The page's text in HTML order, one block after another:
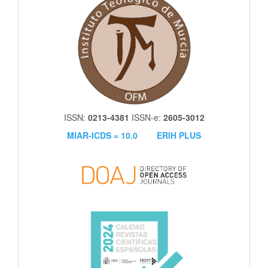
ISSN: 0213-4381 ISSN-e: 2605-3012
MIAR-ICDS = 10.0
ERIH PLUS